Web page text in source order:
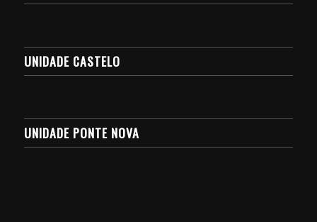
UNIDADE CASTELO
UNIDADE PONTE NOVA